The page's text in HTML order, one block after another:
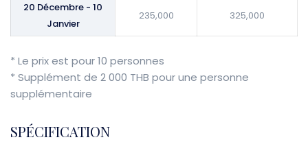
20 Décembre - 10
Janvier
235,000 325,000
* Le prix est pour 10 personnes
* Supplément de 2 000 THB pour une personne
supplémentaire
SPÉCIFICATION